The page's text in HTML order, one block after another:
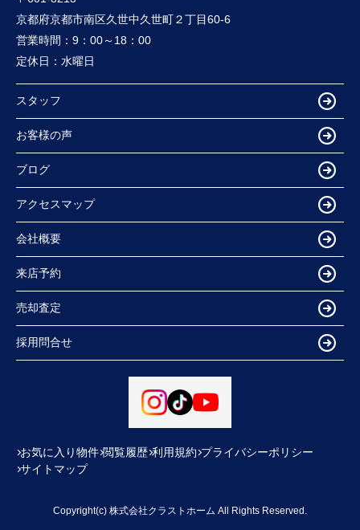
京都府京都市南区久世中久世町２丁目60-6
営業時間： 9：00～18：00
定休日： 水曜日
スタッフ
お客様の声
ブログ
アクセスマップ
会社概要
来店予約
売却査定
採用問合せ
お気に入り物件 閲覧履歴 利用規約 プライバシーポリシー
サイトマップ
Copyright(c) 株式会社クラストホーム All Rights Reserved.